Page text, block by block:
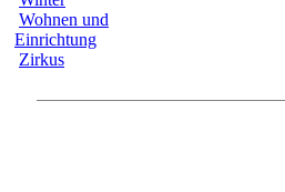
Wohnen und
Einrichtung
Zirkus